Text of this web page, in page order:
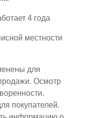
4 года
местности
для
Осмотр
покупателей.